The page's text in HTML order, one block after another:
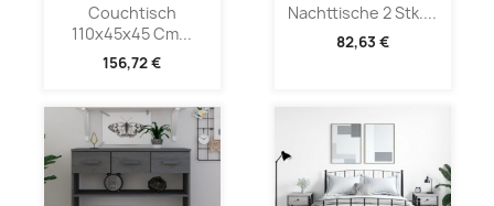
Couchtisch
110x45x45 Cm...
156,72 €
Nachttische 2 Stk....
82,63 €